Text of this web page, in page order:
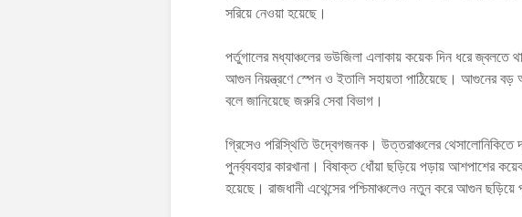
সরিয়ে নেওয়া হয়েছে।
পর্তুগালের মধ্যাঞ্চলের ভউজিলা এলাকায় কয়েক দিন ধরে জ্বলতে
আগুন নিয়ন্ত্রণে স্পেন ও ইতালি সহায়তা পাঠিয়েছে। আগুনের
বলে জানিয়েছে জরুরি সেবা বিভাগ।
গ্রিসেও পরিস্থিতি উদ্বেগজনক। উত্তরাঞ্চলের থেসালোনিকিতে
পুনর্ব্যবহার কারখানা। বিষাক্ত ধোঁয়া ছড়িয়ে পড়ায় আশপাশের
হয়েছে। রাজধানী এথেন্সের পশ্চিমাঞ্চলেও নতুন করে আগুন